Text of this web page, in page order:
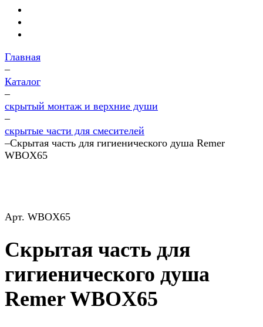
Главная
–
Каталог
–
скрытый монтаж и верхние души
–
скрытые части для смесителей
–Скрытая часть для гигиенического душа Remer
WBOX65
Арт. WBOX65
Скрытая часть для
гигиенического душа
Remer WBOX65